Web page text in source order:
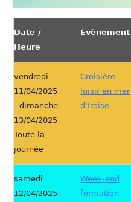
Date /
Heure
Évènement
vendredi
11/04/2025
- dimanche
13/04/2025
Toute la
journée
Croisière
loisir en mer
d'Iroise
samedi
12/04/2025
Week-end
formation